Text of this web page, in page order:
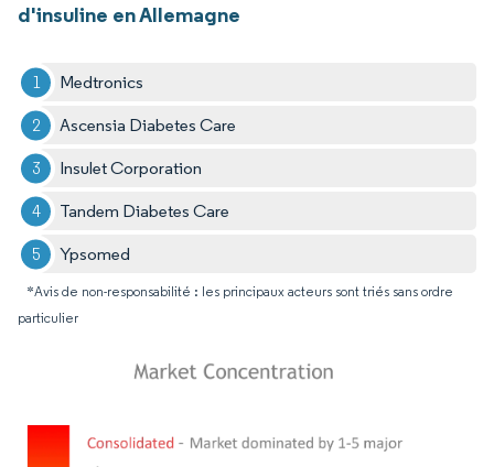
d'insuline en Allemagne
Medtronics
Ascensia Diabetes Care
Insulet Corporation
Tandem Diabetes Care
Ypsomed
*Avis de non-responsabilité : les principaux acteurs sont triés sans ordre
particulier